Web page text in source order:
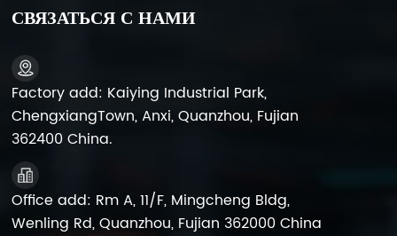
СВЯЗАТЬСЯ С НАМИ
Factory add: Kaiying Industrial Park,
ChengxiangTown, Anxi, Quanzhou, Fujian
362400 China.
Office add: Rm A, 11/F, Mingcheng Bldg,
Wenling Rd, Quanzhou, Fujian 362000 China